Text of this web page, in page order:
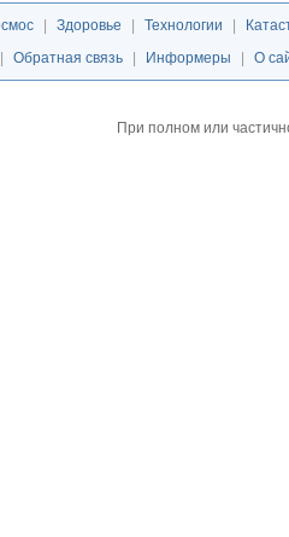
Здоровье Технологии
Обратная связь Информеры О
При полном или